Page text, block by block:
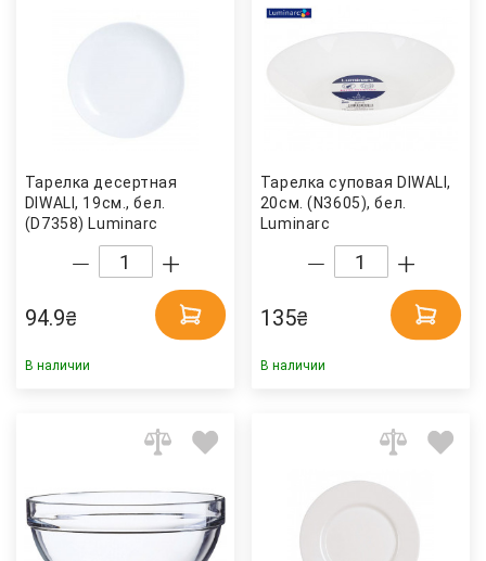
Тарелка десертная
DIWALI, 19см., бел.
(D7358) Luminarc
94.9₴
В наличии
Тарелка суповая DIWALI,
20см. (N3605), бел.
Luminarc
135₴
В наличии